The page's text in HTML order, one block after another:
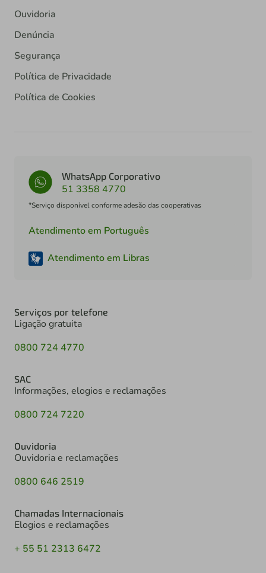
Ouvidoria
Denúncia
Segurança
Política de Privacidade
Política de Cookies
WhatsApp Corporativo
51 3358 4770
*Serviço disponível conforme adesão das cooperativas
Atendimento em Português
Atendimento em Libras
Serviços por telefone
Ligação gratuita
0800 724 4770
SAC
Informações, elogios e reclamações
0800 724 7220
Ouvidoria
Ouvidoria e reclamações
0800 646 2519
Chamadas Internacionais
Elogios e reclamações
+ 55 51 2313 6472